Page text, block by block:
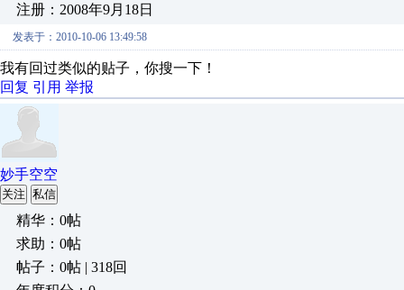
注册：2008年9月18日
发表于：2010-10-06 13:49:58
我有回过类似的贴子，你搜一下！
回复 引用 举报
妙手空空
关注 私信
精华：0帖
求助：0帖
帖子：0帖 | 318回